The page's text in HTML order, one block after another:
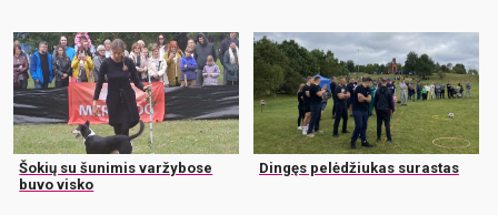
Šokių su šunimis varžybose
buvo visko
Dingęs pelėdžiukas surastas